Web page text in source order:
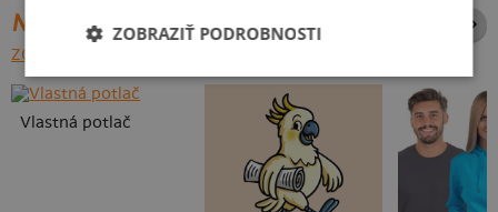
NAJPREDÁVANEJŠIE POTLAČE
ZOBRAZIŤ VŠETKY
Vlastná potlač
ZOBRAZIŤ PODROBNOSTI